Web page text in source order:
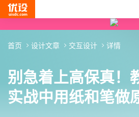
别急着上高保真！
实战中用纸和笔做
首页 设计文章 交互设计 详情